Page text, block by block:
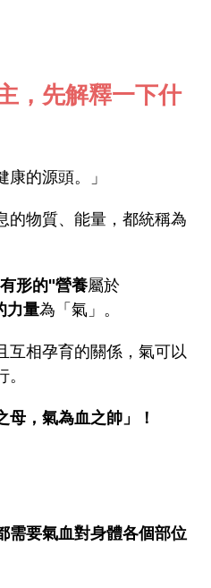
，先解釋一下什
的源頭。」
的物質、能量，都統稱為
有形的"營養屬於
力量為「氣」。
互相孕育的關係，氣可以
母，氣為血之帥」！
需要氣血對身體各個部位